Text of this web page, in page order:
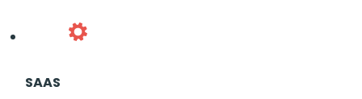
SAAS